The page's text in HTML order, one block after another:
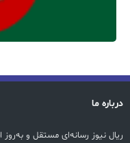
درباره ما
ریال نیوز رسانه‌ای مستقل و به‌روز